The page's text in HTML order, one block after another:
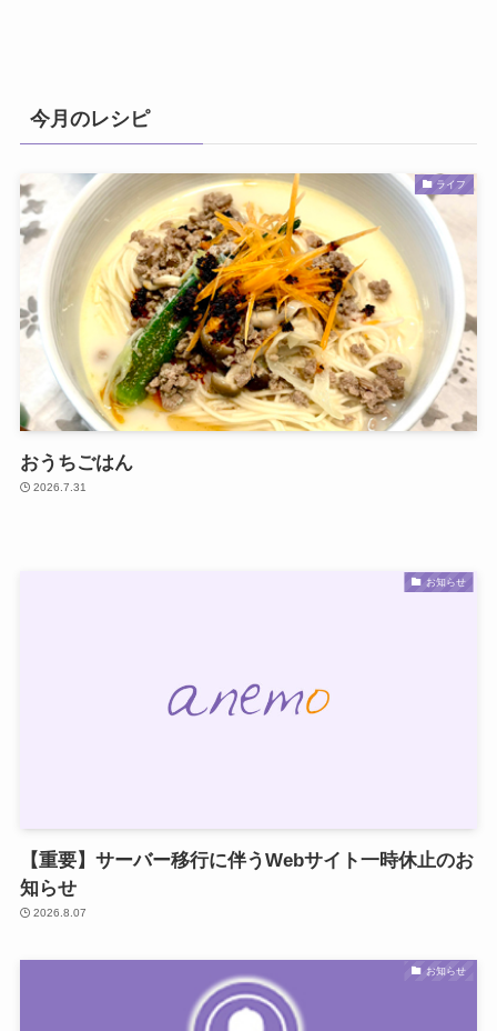
今月のレシピ
ライフ
おうちごはん
2026.7.31
お知らせ
【重要】サーバー移行に伴うWebサイト一時休止のお
知らせ
2026.8.07
お知らせ